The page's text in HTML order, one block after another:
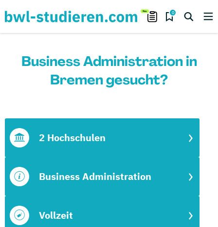
0
Business Administration in
Bremen gesucht?
Vollzeit
Business Administration
2 Hochschulen